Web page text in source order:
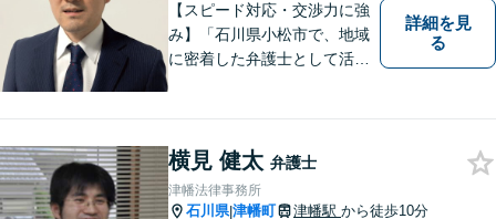
【スピード対応・交渉力に強
み】「石川県小松市で、地域
に密着した弁護士として活動
にお任せください【完全個室
／プライバシー配慮】
詳細を見
る
横見 健太 弁護士
津幡法律事務所
石川県|津幡町 津幡駅 から徒歩10分